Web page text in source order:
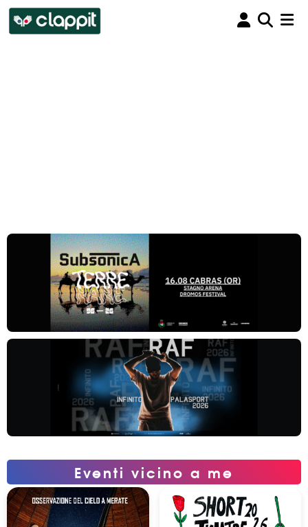
Eventi vicino a me